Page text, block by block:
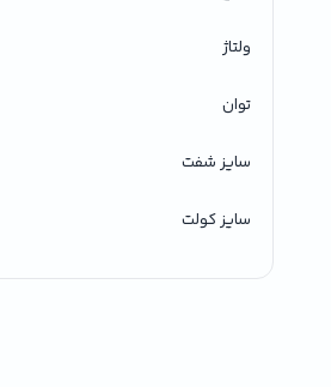
ولتاژ
توان
سایز شفت
سایز کولت